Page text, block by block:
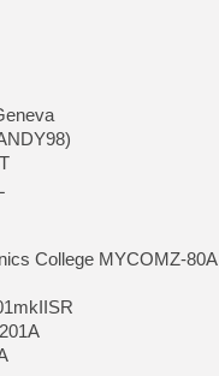
College MYCOMZ-80A